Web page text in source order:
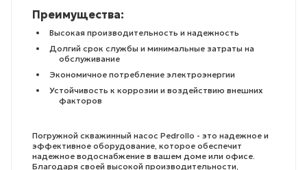
Преимущества:
Высокая производительность и надежность
Долгий срок службы и минимальные затраты на
обслуживание
Экономичное потребление электроэнергии
Устойчивость к коррозии и воздействию внешних
факторов
Погружной скважинный насос Pedrollo - это надежное и
эффективное оборудование, которое обеспечит
надежное водоснабжение в вашем доме или офисе.
Благодаря своей высокой производительности,